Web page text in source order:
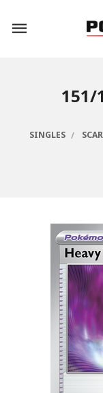
innholdet
151/
SINGLES